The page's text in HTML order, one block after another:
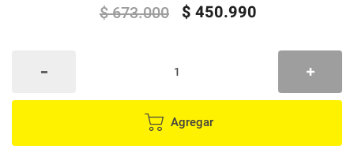
$ 673.000 $ 450.990
Agregar